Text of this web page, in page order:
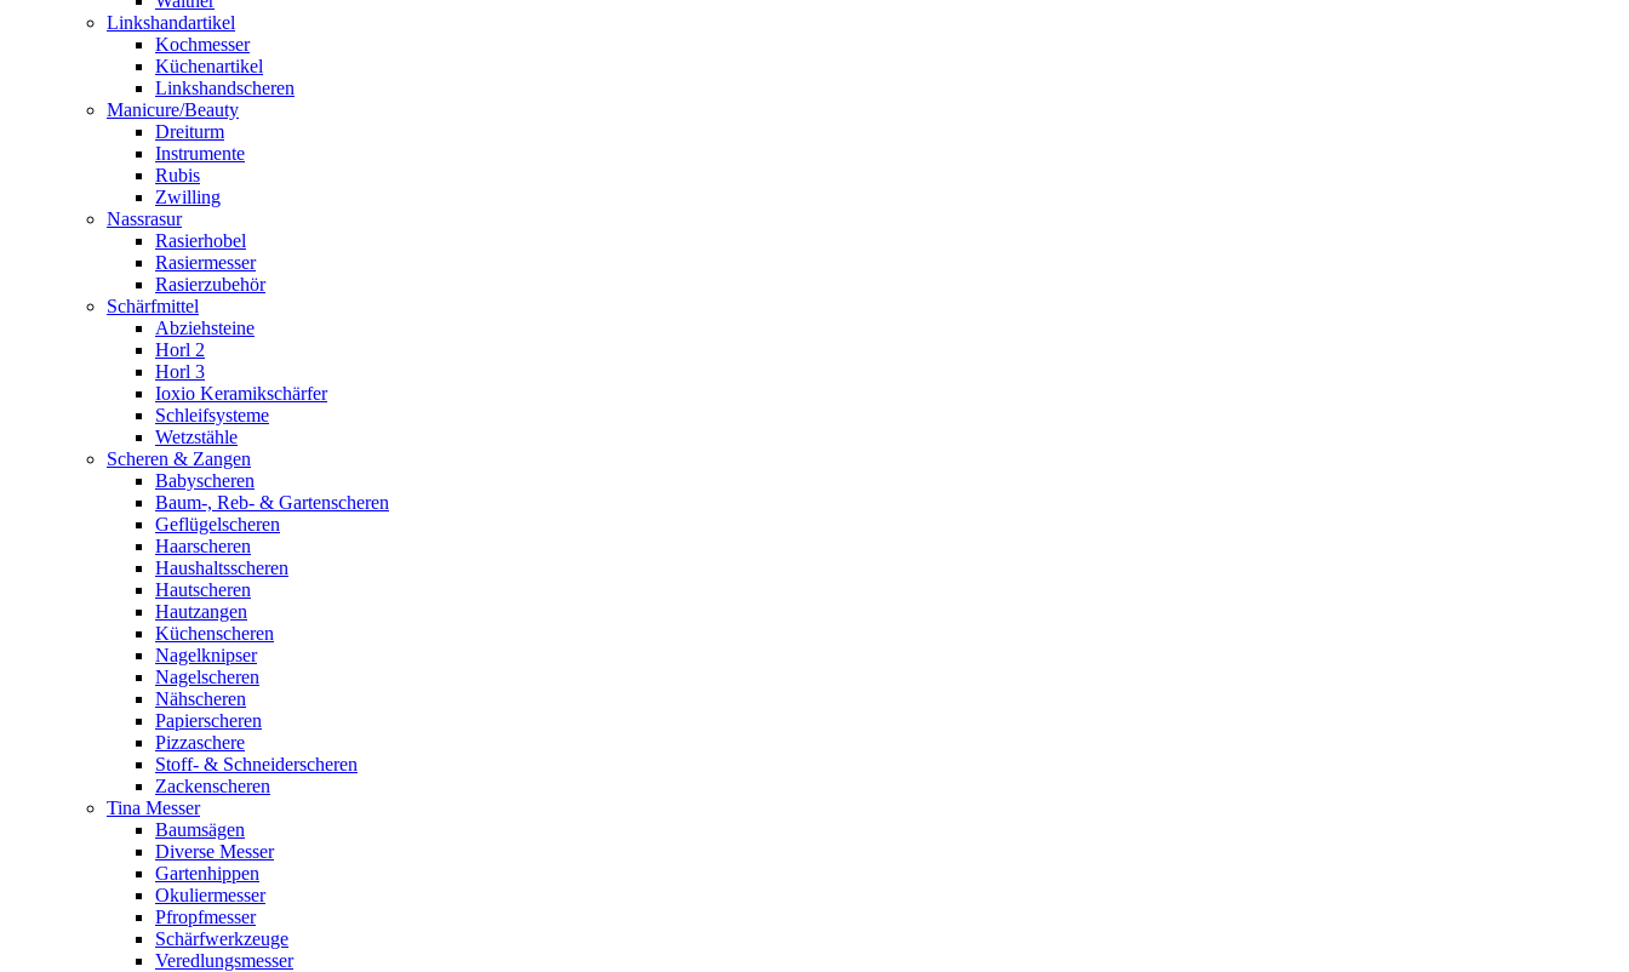
Linkshandartikel
Kochmesser
Küchenartikel
Linkshandscheren
Manicure/Beauty
Dreiturm
Instrumente
Rubis
Zwilling
Nassrasur
Rasierhobel
Rasiermesser
Rasierzubehör
Schärfmittel
Abziehsteine
Horl 2
Horl 3
Ioxio Keramikschärfer
Schleifsysteme
Wetzstähle
Scheren & Zangen
Babyscheren
Baum-, Reb- & Gartenscheren
Geflügelscheren
Haarscheren
Haushaltsscheren
Hautscheren
Hautzangen
Küchenscheren
Nagelknipser
Nagelscheren
Nähscheren
Papierscheren
Pizzaschere
Stoff- & Schneiderscheren
Zackenscheren
Tina Messer
Baumsägen
Diverse Messer
Gartenhippen
Okuliermesser
Pfropfmesser
Schärfwerkzeuge
Veredlungsmesser